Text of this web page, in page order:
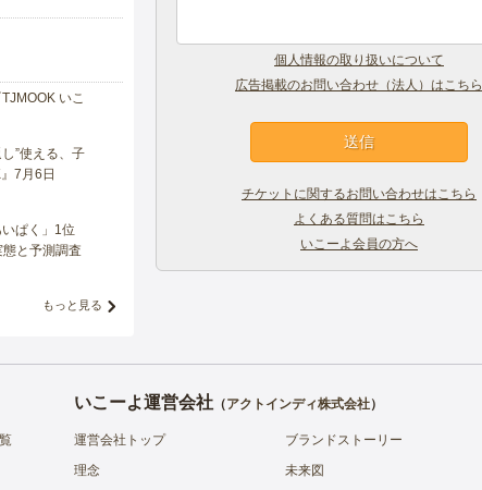
いこ
”使える、子
7月6日
ぱく」1位
と予測調査
もっと見る
個人情報の取り扱いについて
広告掲載のお問い合わせ（法人）はこちら
チケットに関するお問い合わせはこちら
よくある質問はこちら
いこーよ会員の方へ
いこーよ運営会社（アクトインディ株式会社）
運営会社トップ
ブランドストーリー
理念
未来図